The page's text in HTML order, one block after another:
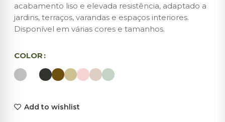
acabamento liso e elevada resistência, adaptado a
jardins, terraços, varandas e espaços interiores.
Disponível em várias cores e tamanhos.
COLOR
Add to wishlist